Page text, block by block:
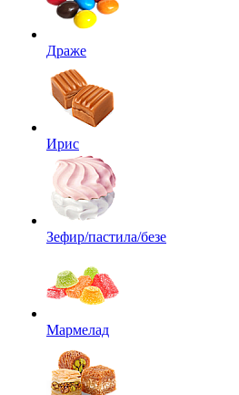
Драже
Ирис
Зефир/пастила/безе
Мармелад